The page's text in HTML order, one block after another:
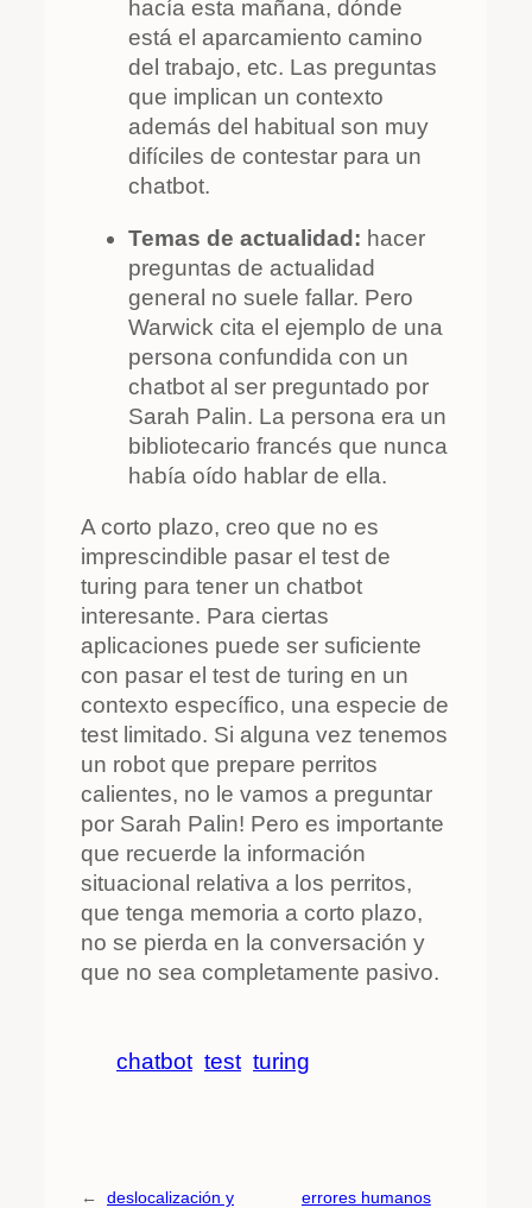
hacía esta mañana, dónde
está el aparcamiento camino
del trabajo, etc. Las preguntas
que implican un contexto
además del habitual son muy
difíciles de contestar para un
chatbot.
Temas de actualidad: hacer
preguntas de actualidad
general no suele fallar. Pero
Warwick cita el ejemplo de una
persona confundida con un
chatbot al ser preguntado por
Sarah Palin. La persona era un
bibliotecario francés que nunca
había oído hablar de ella.
A corto plazo, creo que no es
imprescindible pasar el test de
turing para tener un chatbot
interesante. Para ciertas
aplicaciones puede ser suficiente
con pasar el test de turing en un
contexto específico, una especie de
test limitado. Si alguna vez tenemos
un robot que prepare perritos
calientes, no le vamos a preguntar
por Sarah Palin! Pero es importante
que recuerde la información
situacional relativa a los perritos,
que tenga memoria a corto plazo,
no se pierda en la conversación y
que no sea completamente pasivo.
chatbot test turing
←
deslocalización y
errores humanos